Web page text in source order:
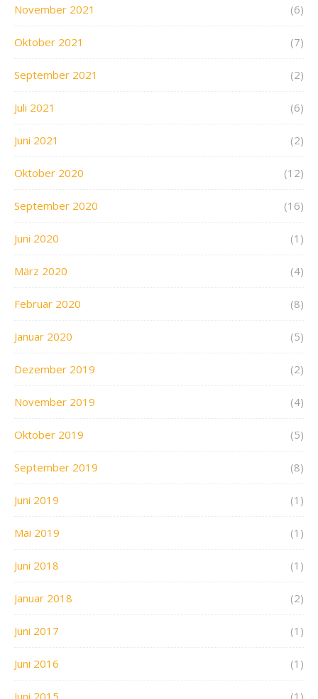
November 2021 (6)
Oktober 2021 (7)
September 2021 (2)
Juli 2021 (6)
Juni 2021 (2)
Oktober 2020 (12)
September 2020 (16)
Juni 2020 (1)
März 2020 (4)
Februar 2020 (8)
Januar 2020 (5)
Dezember 2019 (2)
November 2019 (4)
Oktober 2019 (5)
September 2019 (8)
Juni 2019 (1)
Mai 2019 (1)
Juni 2018 (1)
Januar 2018 (2)
Juni 2017 (1)
Juni 2016 (1)